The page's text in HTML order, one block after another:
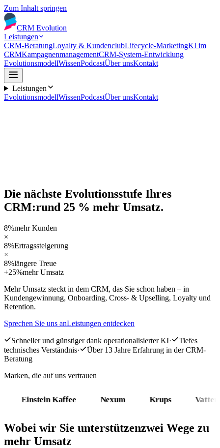
Zum Inhalt springen
CRM Evolution
Leistungen
CRM-BeratungLoyalty & KundenclubLifecycle-MarketingKI im
CRMKampagnenmanagementCRM-System-Entwicklung
EvolutionsmodellWissenPodcastÜber unsKontakt
Leistungen
EvolutionsmodellWissenPodcastÜber unsKontakt
Die nächste Evolutionsstufe Ihres
CRM:rund 25 % mehr Umsatz.
8%mehr Kunden
×
8%Ertragssteigerung
×
8%längere Treue
+25%mehr Umsatz
Mehr Umsatz steckt in dem CRM, das Sie schon haben – in
Kundengewinnung, Onboarding, Cross- & Upselling, Loyalty und
Retention.
Sprechen Sie uns anLeistungen entdecken
Schneller und günstiger dank operationalisierter KI·
Tiefes
technisches Verständnis·
Über 13 Jahre Erfahrung in der CRM-
Beratung
Marken, die auf uns vertrauen
Einstein Kaffee Nexum Krups Vattenfall
Wobei wir Sie unterstützenzwei Wege zu
mehr Umsatz